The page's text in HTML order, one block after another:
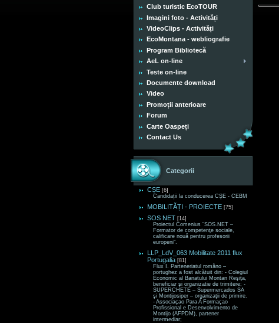
Club turistic EcoTOUR
Imagini foto - Activități
VideoClips - Activități
EcoMontana - webliografie
Program Bibliotecă
AeL on-line
Teste on-line
Documente download
Video
Promoții anterioare
Forum
Carte Oaspeți
Contact Us
Categorii
CȘE [6]
Candidații la conducerea CȘE - CEBM
MOBILITĂȚI - PROIECTE [75]
SOS NET [14]
Proiectul Comenius “SOS.NET –
Formator de competenţe sociale,
calificare nouă pentru profesorii
europeni“.
LLP_LdV_063 Mobilitate 2011 flux
Portugalia [81]
Flux I. Parteneriatul româno –
portughez a fost alcătuit din: - Colegiul
Economic al Banatului Montan Reşiţa,
beneficiar şi organizatie de trimitere; -
SUPERCHETE – Supermercados SA
şi Montijosiper – organizaţii de primire.
- Associaçao Para A Formaçao
Profissional e Desenvolvimento de
Montijo (AFPDM), partener
intermediar;